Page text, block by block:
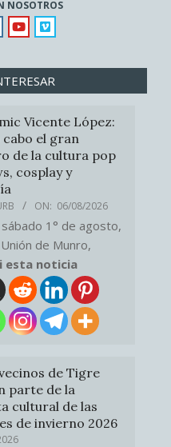
NOSOTROS
Vicente López:
cabo el gran
de la cultura pop
cosplay y
ON: 06/08/2026
1° de agosto,
de Munro,
esta noticia
de Tigre
parte de la
cultural de las
de invierno 2026